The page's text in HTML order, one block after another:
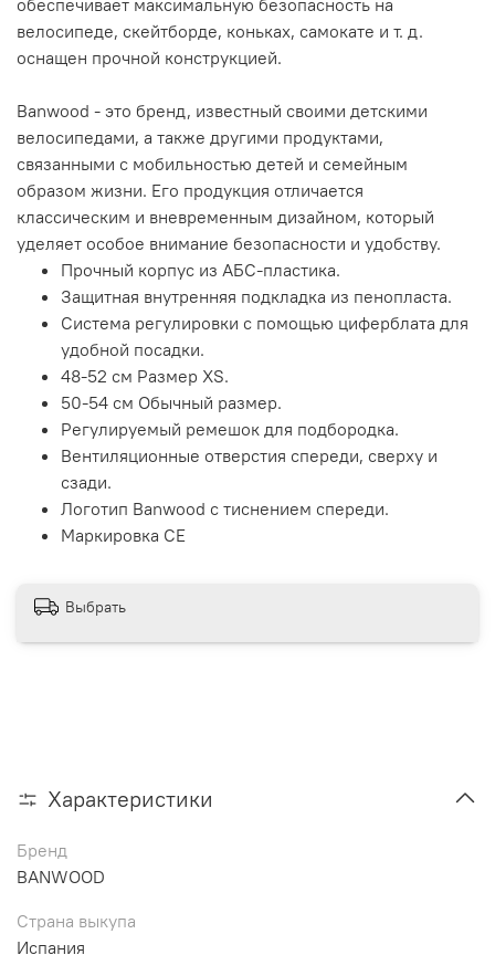
велосипеде, скейтборде, коньках, самокате и т. д.
оснащен прочной конструкцией.
Banwood - это бренд, известный своими детскими
велосипедами, а также другими продуктами,
связанными с мобильностью детей и семейным
образом жизни. Его продукция отличается
классическим и вневременным дизайном, который
уделяет особое внимание безопасности и удобству.
Прочный корпус из АБС-пластика.
Защитная внутренняя подкладка из пенопласта.
Система регулировки с помощью циферблата для
удобной посадки.
48-52 см Размер XS.
50-54 см Обычный размер.
Регулируемый ремешок для подбородка.
Вентиляционные отверстия спереди, сверху и
сзади.
Логотип Banwood с тиснением спереди.
Маркировка CE
Выбрать
Характеристики
Бренд
BANWOOD
Страна выкупа
Испания